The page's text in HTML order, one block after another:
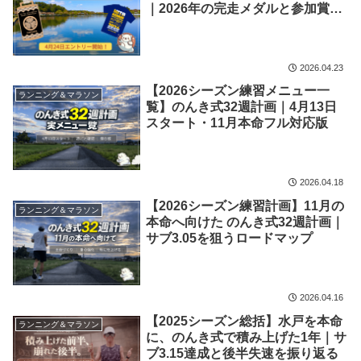
｜2026年の完走メダルと参加賞T
2026.04.23
ランニング＆マラソン
【2026シーズン練習メニュー一
覧】のんき式32週計画｜4月13日
スタート・11月本命フル対応版
2026.04.18
ランニング＆マラソン
【2026シーズン練習計画】11月の
本命へ向けた のんき式32週計画｜
サブ3.05を狙うロードマップ
2026.04.16
ランニング＆マラソン
【2025シーズン総括】水戸を本命
に、のんき式で積み上げた1年｜サ
ブ3.15達成と後半失速を振り返る